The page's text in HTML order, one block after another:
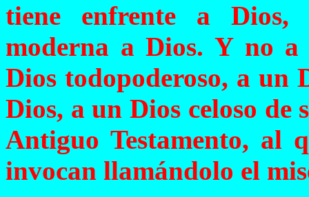
tiene enfrente a
moderna a Dios. Y no
Dios todopoderoso, a un
Dios, a un Dios celoso de
Antiguo Testamento, al
invocan llamándolo el